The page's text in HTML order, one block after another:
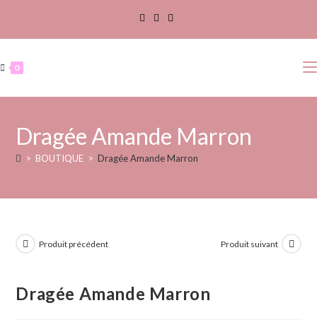
0
Dragée Amande Marron
> BOUTIQUE > Dragée Amande Marron
Produit précédent Produit suivant
Dragée Amande Marron